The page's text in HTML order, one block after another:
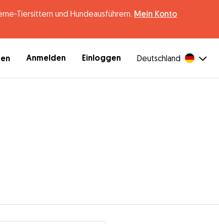
Tiersittern und Hundeausführern. Mein Konto
Anmelden Einloggen Deutschland